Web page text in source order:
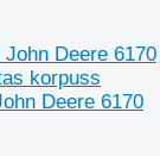
Deere 6170
korpuss
Deere 6170